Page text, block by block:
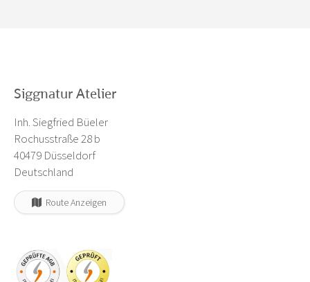
Siggnatur Atelier
Inh. Siegfried Büeler
Rochusstraße 28 b
40479 Düsseldorf
Deutschland
Route Anzeigen